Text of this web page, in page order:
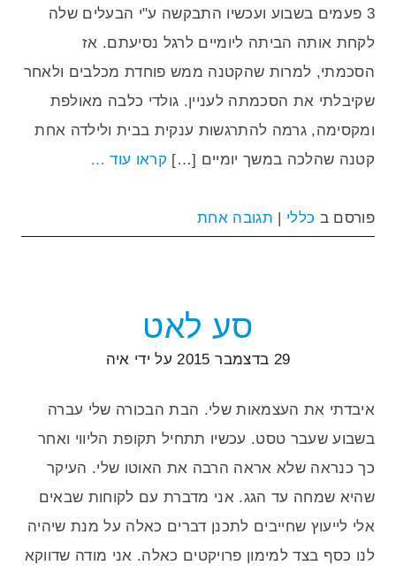
3 פעמים בשבוע ועכשיו התבקשה ע"י הבעלים שלה
לקחת אותה הביתה ליומיים לרגל נסיעתם. אז
הסכמתי, למרות שהקטנה ממש פוחדת מכלבים ולאחר
שקיבלתי את הסכמתה לעניין. גולדי כלבה מאולפת
ומקסימה, גרמה להתרגשות ענקית בבית ולילדה אחת
קטנה שהלכה במשך יומיים […] קראו עוד …
פורסם ב כללי | תגובה אחת
סע לאט
29 בדצמבר 2015 על ידי איה
איבדתי את העצמאות שלי. הבת הבכורה שלי עברה
בשבוע שעבר טסט. עכשיו תתחיל תקופת הליווי ואחר
כך כנראה שלא אראה הרבה את האוטו שלי. העיקר
שהיא שמחה עד הגג. אני מדברת עם לקוחות שבאים
אלי לייעוץ שחייבים לתכנן דברים כאלה על מנת שיהיה
לנו כסף בצד למימון פרויקטים כאלה. אני מודה שדווקא